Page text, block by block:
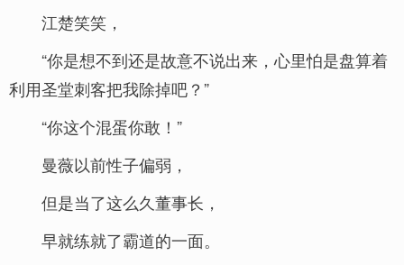
江楚笑笑，
“你是想不到还是故意不说出来，心里怕是盘算着
利用圣堂刺客把我除掉吧？”
“你这个混蛋你敢！”
曼薇以前性子偏弱，
但是当了这么久董事长，
早就练就了霸道的一面。